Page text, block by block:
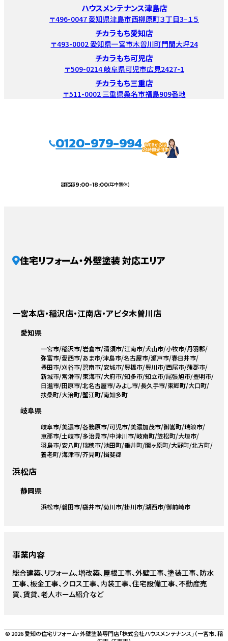
ハウスメンテナンス津島店
〒496-0047 愛知県津島市西柳原町３丁目3−１５
チカラもち愛知店
〒493-0002 愛知県一宮市木曽川町門間大坪24
チカラもち可児店
〒509-0214 岐阜県可児市広見2427-1
チカラもち三重店
〒511-0002 三重県桑名市福島909番地
0120-979-994
受付時間9:00-18:00(年中無休)
住宅リフォーム・外壁塗装 対応エリア
一宮本店・稲沢店・江南店・アピタ木曽川店
愛知県
一宮市 稲沢市 岩倉市 清須市 江南市 犬山市 小牧市 丹羽郡
弥富市 愛西市 あま市 津島市 名古屋市 瀬戸市 春日井市
豊田市 刈谷市 碧南市 安城市 豊橋市 豊川市 西尾市 蒲郡市
新城市 常滑市 東海市 大府市 知多市 知立市 尾張旭市 豊明市
日進市 田原市 北名古屋市 みよし市 長久手市 東郷町 大口町
扶桑町 大治町 蟹江町 南知多町
岐阜県
岐阜市 美濃市 各務原市 可児市 美濃加茂市 御嵩町 瑞浪市
恵那市 土岐市 多治見市 中津川市 岐南町 笠松町 大垣市
羽島市 安八町 瑞穂市 池田町 垂井町 関ヶ原町 大野町 北方町
養老町 海津市 芥見町 揖斐郡
浜松店
静岡県
浜松市 磐田市 袋井市 菊川市 掛川市 湖西市 御前崎市
事業内容
総合建築、リフォーム、増改築、屋根工事、外壁工事、塗装工事、防水
工事、板金工事、クロス工事、内装工事、住宅設備工事、不動産売
買、賃貸、老人ホーム紹介など
© 2026 愛知の住宅リフォーム・外壁塗装専門店「株式会社ハウスメンテナンス」（一宮市、稲